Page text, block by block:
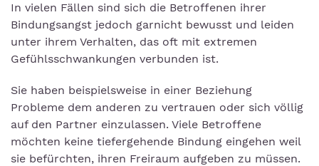
In vielen Fällen sind sich die Betroffenen ihrer
Bindungsangst jedoch garnicht bewusst und leiden
unter ihrem Verhalten, das oft mit extremen
Gefühlsschwankungen verbunden ist.
Sie haben beispielsweise in einer Beziehung
Probleme dem anderen zu vertrauen oder sich völlig
auf den Partner einzulassen. Viele Betroffene
möchten keine tiefergehende Bindung eingehen weil
sie befürchten, ihren Freiraum aufgeben zu müssen.